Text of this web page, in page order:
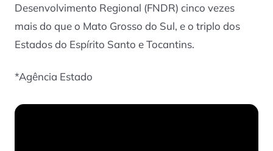
Desenvolvimento Regional (FNDR) cinco vezes
mais do que o Mato Grosso do Sul, e o triplo dos
Estados do Espírito Santo e Tocantins.
*Agência Estado